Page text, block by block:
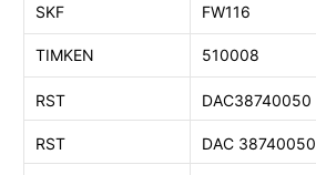
SKF FW116
TIMKEN 510008
RST DAC38740050
RST DAC 38740050